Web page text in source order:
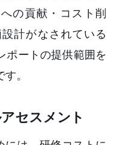
の貢献・コスト削
計がなされている
ポートの提供範囲を
。
セスメント